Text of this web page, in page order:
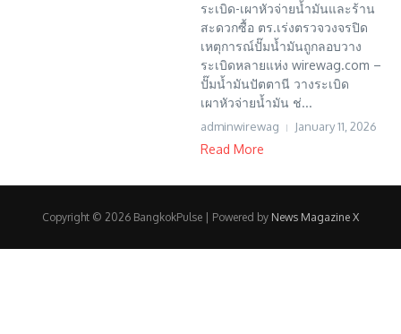
ระเบิด-เผาหัวจ่ายน้ำมันและร้าน
สะดวกซื้อ ตร.เร่งตรวจวงจรปิด
เหตุการณ์ปั๊มน้ำมันถูกลอบวาง
ระเบิดหลายแห่ง wirewag.com –
ปั๊มน้ำมันปัตตานี วางระเบิด
เผาหัวจ่ายน้ำมัน ช่...
adminwirewag January 11, 2026
Read More
Copyright © 2026 BangkokPulse | Powered by News Magazine X